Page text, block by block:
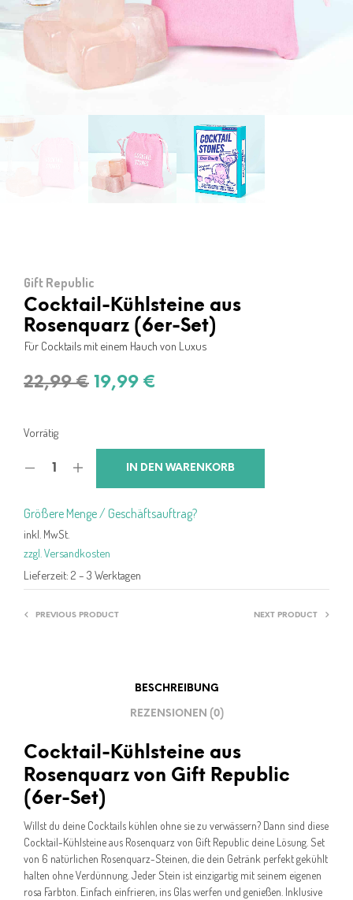
Gift Republic
Cocktail-Kühlsteine aus
Rosenquarz (6er-Set)
Für Cocktails mit einem Hauch von Luxus
22,99€ Ursprünglicher
22,99 €
19,99 €
19,99 €.
Vorrätig
IN DEN WARENKORB
Größere Menge / Geschäftsauftrag?
inkl. MwSt.
zzgl. Versandkosten
Lieferzeit: 2 – 3 Werktagen
PREVIOUS PRODUCT NEXT PRODUCT
BESCHREIBUNG
REZENSIONEN (0)
Cocktail-Kühlsteine aus
Rosenquarz von Gift Republic
(6er-Set)
Willst du deine Cocktails kühlen ohne sie zu verwässern? Dann sind diese
Cocktail-Kühlsteine aus Rosenquarz von Gift Republic deine Lösung. Set
von 6 natürlichen Rosenquarz-Steinen, die dein Getränk perfekt gekühlt
halten ohne Verdünnung. Jeder Stein ist einzigartig mit seinem eigenen
rosa Farbton. Einfach einfrieren, ins Glas werfen und genießen. Inklusive